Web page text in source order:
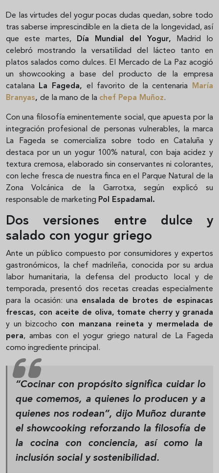
De las virtudes del yogur pocas dudas quedan, sobre todo
tras saberse imprescindible en la dieta de la longevidad, así
que este martes, Día Mundial del Yogur, Madrid lo
celebró mostrando la versatilidad del lácteo tanto en
platos salados como dulces. El Mercado de La Paz acogió
un showcooking a base del producto de la empresa
catalana La Fageda, el favorito de la centenaria
María
Branyas, de la mano de la chef Pepa Muñoz.
Con una filosofía eminentemente social, que apuesta por la
integración profesional de personas vulnerables, la marca
La Fageda se comercializa sobre todo en Cataluña y
destaca por un un yogur 100% natural, con baja acidez y
textura cremosa, elaborado sin conservantes ni colorantes,
con leche fresca de nuestra finca en el Parque Natural de la
Zona Volcánica de la Garrotxa, según explicó su
responsable de marketing Pol Espadamal.
Dos versiones entre dulce y
salado con yogur griego
Ante un público compuesto por consumidores y expertos
gastronómicos, la chef madrileña, conocida por su ardua
labor humanitaria, la defensa del producto local y de
temporada, presentó dos recetas creadas especialmente
para la ocasión: una ensalada de brotes de espinacas
frescas, con aceite de oliva, tomate cherry y granada
y un bizcocho con manzana reineta y mermelada de
pera, ambas con el yogur griego natural de La Fageda
como ingrediente principal.
“Cocinar con propósito significa cuidar lo
que comemos, a quienes lo producen y a
quienes nos rodean”, dijo Muñoz durante
el showcooking reforzando la filosofía de
la cocina con conciencia, así como la
inclusión social y sostenibilidad.